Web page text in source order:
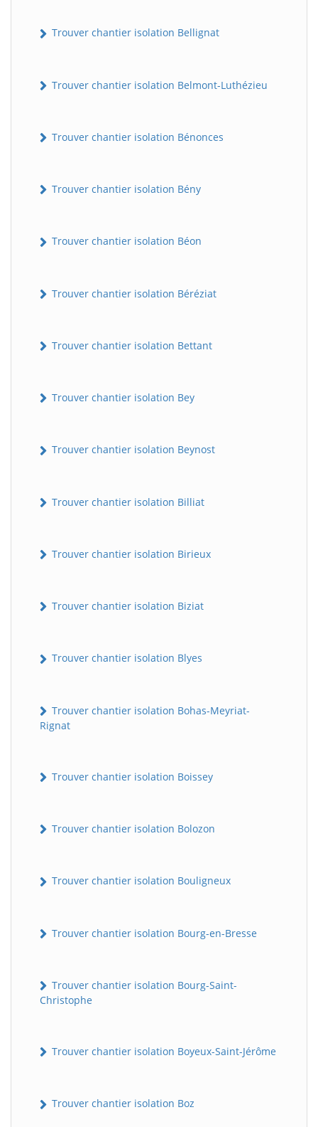
Trouver chantier isolation Bellignat
Trouver chantier isolation Belmont-Luthézieu
Trouver chantier isolation Bénonces
Trouver chantier isolation Bény
Trouver chantier isolation Béon
Trouver chantier isolation Béréziat
Trouver chantier isolation Bettant
Trouver chantier isolation Bey
Trouver chantier isolation Beynost
Trouver chantier isolation Billiat
Trouver chantier isolation Birieux
Trouver chantier isolation Biziat
Trouver chantier isolation Blyes
Trouver chantier isolation Bohas-Meyriat-
Rignat
Trouver chantier isolation Boissey
Trouver chantier isolation Bolozon
Trouver chantier isolation Bouligneux
Trouver chantier isolation Bourg-en-Bresse
Trouver chantier isolation Bourg-Saint-
Christophe
Trouver chantier isolation Boyeux-Saint-Jérôme
Trouver chantier isolation Boz